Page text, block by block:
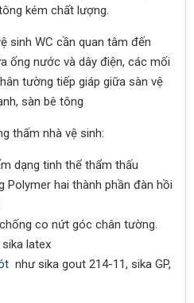
kém chất lượng.
sinh WC cần quan tâm đến
ống nước và dây điện, các mối
tường tiếp giáp giữa sàn vệ
sàn bê tông
thấm nhà vệ sinh:
dạng tinh thể thẩm thấu
Polymer hai thành phần đàn hồi
co nứt góc chân tường.
latex
như sika gout 214-11, sika GP,